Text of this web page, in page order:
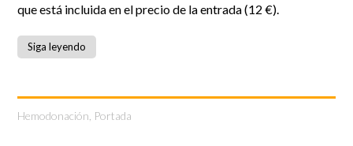
que está incluida en el precio de la entrada (12 €).
Siga leyendo
Hemodonación Portada